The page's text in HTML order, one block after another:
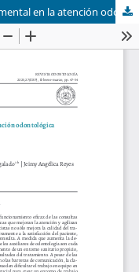
Los asistentes dentales: un pilar fundamental en la atención odontológica